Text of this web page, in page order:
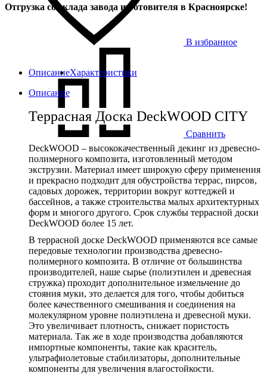
В избранное
Сравнить
Отгрузка со склада завода изготовителя в Красноярске!
ОписаниеХарактеристики
Описание
Террасная Доска DeckWOOD CITY
DeckWOOD – высококачественный декинг из древесно-
полимерного композита, изготовленный методом
экструзии. Материал имеет широкую сферу применения
и прекрасно подходит для обустройства террас, пирсов,
садовых дорожек, территории вокруг коттеджей и
бассейнов, а также строительства малых архитектурных
форм и многого другого. Срок службы террасной доски
DeckWOOD более 15 лет.
В террасной доске DeckWOOD применяются все самые
передовые технологии производства древесно-
полимерного композита. В отличие от большинства
производителей, наше сырье (полиэтилен и древесная
стружка) проходит дополнительное измельчение до
стояния муки, это делается для того, чтобы добиться
более качественного смешивания и соединения на
молекулярном уровне полиэтилена и древесной муки.
Это увеличивает плотность, снижает пористость
материала. Так же в ходе производства добавляются
импортные компоненты, такие как краситель,
ультрафиолетовые стабилизаторы, дополнительные
компоненты для увеличения влагостойкости.